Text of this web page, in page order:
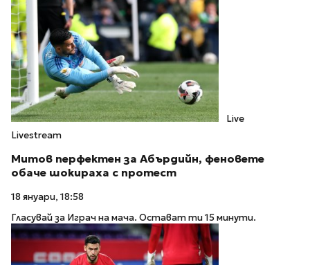
Live
Livestream
Митов перфектен за Абърдийн, феновете
обаче шокираха с протест
18 януари, 18:58
Гласувай за Играч на мача. Остават ти 15 минути.